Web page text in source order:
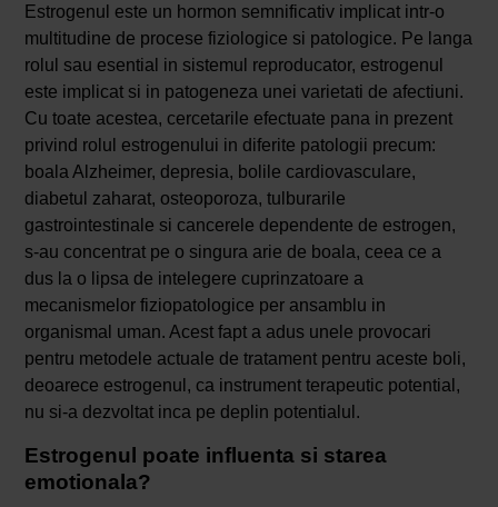
Estrogenul este un hormon semnificativ implicat intr-o
multitudine de procese fiziologice si patologice. Pe langa
rolul sau esential in sistemul reproducator, estrogenul
este implicat si in patogeneza unei varietati de afectiuni.
Cu toate acestea, cercetarile efectuate pana in prezent
privind rolul estrogenului in diferite patologii precum:
boala Alzheimer, depresia, bolile cardiovasculare,
diabetul zaharat, osteoporoza, tulburarile
gastrointestinale si cancerele dependente de estrogen,
s-au concentrat pe o singura arie de boala, ceea ce a
dus la o lipsa de intelegere cuprinzatoare a
mecanismelor fiziopatologice per ansamblu in
organismal uman. Acest fapt a adus unele provocari
pentru metodele actuale de tratament pentru aceste boli,
deoarece estrogenul, ca instrument terapeutic potential,
nu si-a dezvoltat inca pe deplin potentialul.
Estrogenul poate influenta si starea
emotionala?